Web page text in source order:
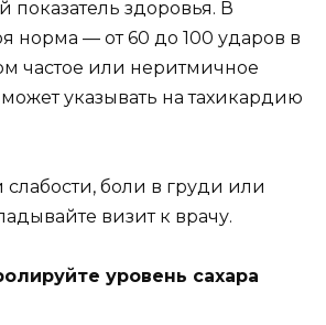
здоровья. В
норма — от 60 до 100 ударов в
частое или неритмичное
указывать на тахикардию
боли в груди или
визит к врачу.
уровень сахара